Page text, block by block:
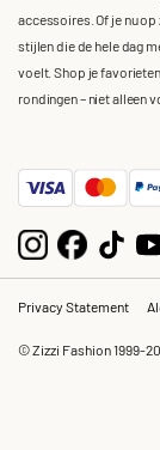
accessoires. Of je nu
stijlen die de hele dag
voelt. Shop je
rondingen – niet alleen
Privacy Statement
© Zizzi Fashion 1999-